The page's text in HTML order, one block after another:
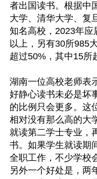
者出国读书。根据中
大学、清华大学、复
知名高校，2023年
以上，另有30所985
超过50%，其中15所
湖南一位高校老师表
好静心读书未必是坏
的比例只会更多。这
相对没有那么高的大
就读第二学士专业，
书。如果学生就读期
全职工作，不少学校
另外一个好处是，两